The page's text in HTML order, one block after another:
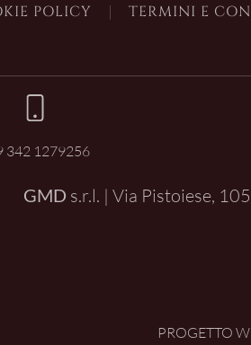
POLICY TERMINI E
342 1279256
GMD s.r.l. | Via Pistoiese,
PROGETTO